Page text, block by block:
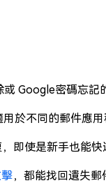
Google密碼忘記
於不同的郵件應用
即使是新手也能快
，都能找回遺失郵